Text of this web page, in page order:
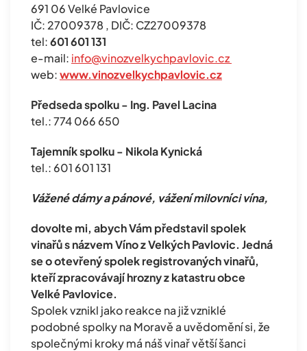
691 06 Velké Pavlovice
IČ: 27009378 , DIČ: CZ27009378
tel:601 601 131
e-mail: info@vinozvelkychpavlovic.cz
web:www.vinozvelkychpavlovic.cz
Předseda spolku - Ing. Pavel Lacina
tel.: 774 066 650
Tajemník spolku - Nikola Kynická
tel.: 601 601 131
Vážené dámy a pánové, vážení milovníci vína,
dovolte mi, abych Vám představil spolek
vinařů s názvem Víno z Velkých Pavlovic. Jedná
se o otevřený spolek registrovaných vinařů,
kteří zpracovávají hrozny z katastru obce
Velké Pavlovice.
Spolek vznikl jako reakce na již vzniklé
podobné spolky na Moravě a uvědomění si, že
společnými kroky má náš vinař větší šanci